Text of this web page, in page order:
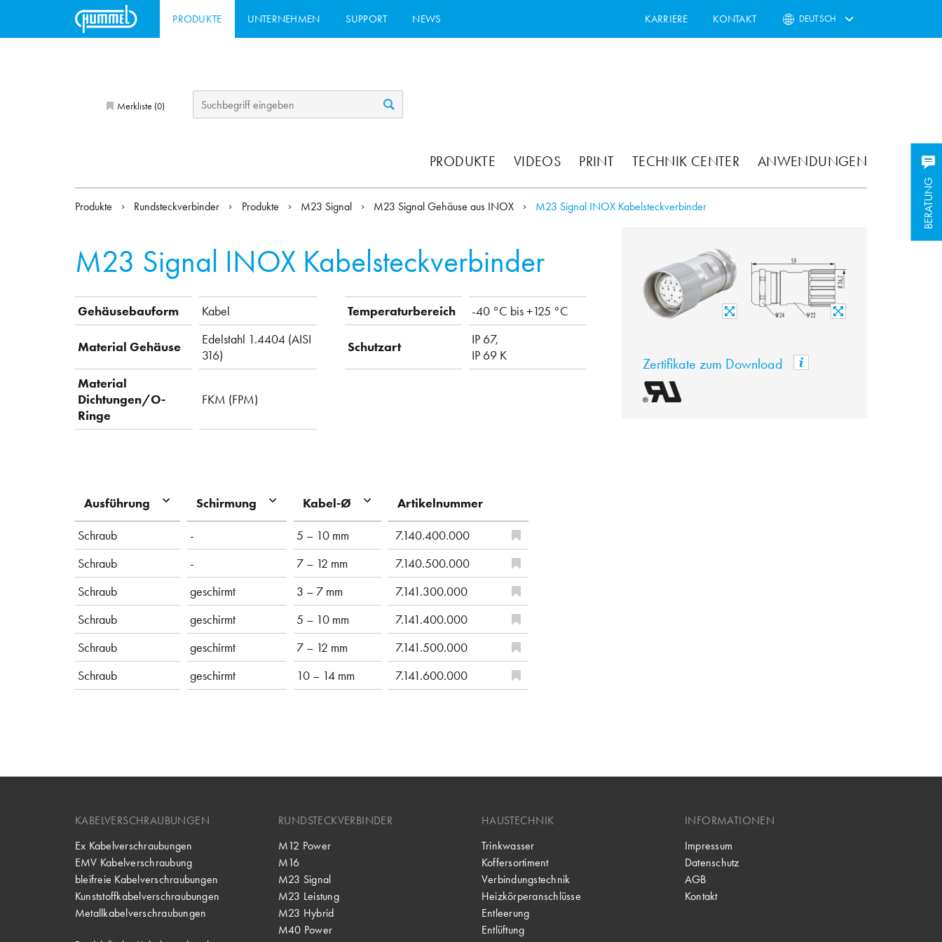
PRODUKTE UNTERNEHMEN SUPPORT NEWS KARRIERE KONTAKT DEUTSCH
Merkliste (0)
PRODUKTE VIDEOS PRINT TECHNIK CENTER ANWENDUNGEN
BERATUNG
Produkte Rundsteckverbinder Produkte M23 Signal M23 Signal Gehäuse aus INOX M23 Signal INOX Kabelsteckverbinder
M23 Signal INOX Kabelsteckverbinder
Gehäusebauform Kabel
Material Gehäuse
Edelstahl 1.4404 (AISI
316)
Material
Dichtungen/O-
Ringe
FKM (FPM)
Temperaturbereich -40 °C bis +125 °C
Schutzart
IP 67,
IP 69 K
Zertifikate zum Download
Ausführung Schirmung Kabel-Ø Artikelnummer
Schraub - 5 – 10 mm
7.140.400.000
Schraub
- 7 – 12 mm
7.140.500.000
Schraub
geschirmt 3 – 7 mm
7.141.300.000
Schraub
geschirmt 5 – 10 mm
7.141.400.000
Schraub
geschirmt 7 – 12 mm
7.141.500.000
Schraub
geschirmt 10 – 14 mm 7.141.600.000
KABELVERSCHRAUBUNGEN
Ex Kabelverschraubungen
EMV Kabelverschraubung
bleifreie Kabelverschraubungen
Kunststoffkabelverschraubungen
Metallkabelverschraubungen
RUNDSTECKVERBINDER
M12 Power
M16
M23 Signal
M23 Leistung
M23 Hybrid
M40 Power
HAUSTECHNIK
Trinkwasser
Koffersortiment
Verbindungstechnik
Heizkörperanschlüsse
Entleerung
Entlüftung
INFORMATIONEN
Impressum
Datenschutz
AGB
Kontakt